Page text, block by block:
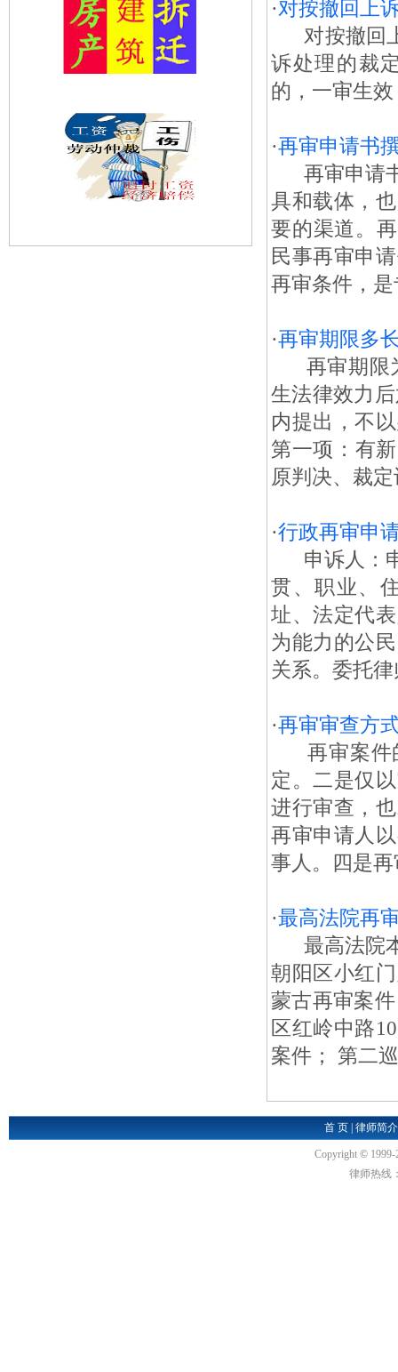
·对按撤回上
对按撤回上
诉处理的裁
的，一审生
·再审申请书
再审申请书
具和载体，
要的渠道。
民事再审申
再审条件，
·再审期限多
再审期限
生法律效力
内提出，不
第一项：有
原判决、裁
·行政再审申
申诉人：申
贯、职业、
址、法定代
为能力的公
关系。委托
·再审审查方
再审案件
定。二是仅
进行审查，
再审申请人
事人。四是
·最高法院再
最高法院本
朝阳区小红
蒙古再审案
区红岭中路
案件； 第二
首 页| 律师简介
Copyright ©
律师热线